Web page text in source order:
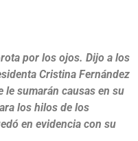
por los ojos. Dijo a los
Cristina Fernández
le sumarán causas en su
los hilos de los
en evidencia con su